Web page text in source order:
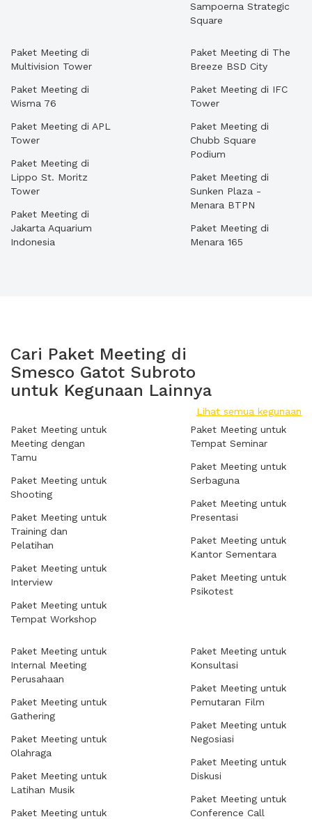
Sampoerna Strategic
Square
Paket Meeting di
Multivision Tower
Paket Meeting di
Wisma 76
Paket Meeting di APL
Tower
Paket Meeting di
Lippo St. Moritz
Tower
Paket Meeting di
Jakarta Aquarium
Indonesia
Paket Meeting di The
Breeze BSD City
Paket Meeting di IFC
Tower
Paket Meeting di
Chubb Square
Podium
Paket Meeting di
Sunken Plaza -
Menara BTPN
Paket Meeting di
Menara 165
Cari Paket Meeting di
Smesco Gatot Subroto
untuk Kegunaan Lainnya
Lihat semua kegunaan
Paket Meeting untuk
Meeting dengan
Tamu
Paket Meeting untuk
Shooting
Paket Meeting untuk
Training dan
Pelatihan
Paket Meeting untuk
Interview
Paket Meeting untuk
Tempat Workshop
Paket Meeting untuk
Tempat Seminar
Paket Meeting untuk
Serbaguna
Paket Meeting untuk
Presentasi
Paket Meeting untuk
Kantor Sementara
Paket Meeting untuk
Psikotest
Paket Meeting untuk
Internal Meeting
Perusahaan
Paket Meeting untuk
Gathering
Paket Meeting untuk
Olahraga
Paket Meeting untuk
Latihan Musik
Paket Meeting untuk
Paket Meeting untuk
Konsultasi
Paket Meeting untuk
Pemutaran Film
Paket Meeting untuk
Negosiasi
Paket Meeting untuk
Diskusi
Paket Meeting untuk
Conference Call